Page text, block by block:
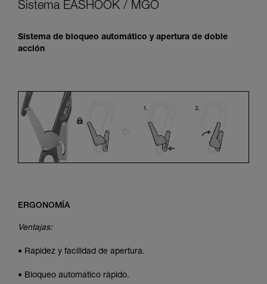
Sistema EASHOOK / MGO
Sistema de bloqueo automático y apertura de doble
acción
ERGONOMÍA
Ventajas:
• Rapidez y facilidad de apertura.
• Bloqueo automático rápido.